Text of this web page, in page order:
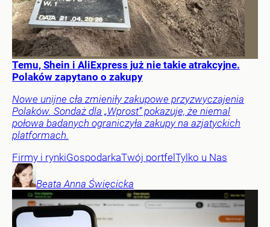
Temu, Shein i AliExpress już nie takie atrakcyjne.
Polaków zapytano o zakupy
Nowe unijne cła zmieniły zakupowe przyzwyczajenia
Polaków. Sondaż dla „Wprost” pokazuje, że niemal
połowa badanych ograniczyła zakupy na azjatyckich
platformach.
Firmy i rynkiGospodarkaTwój portfelTylko u Nas
Beata Anna Święcicka